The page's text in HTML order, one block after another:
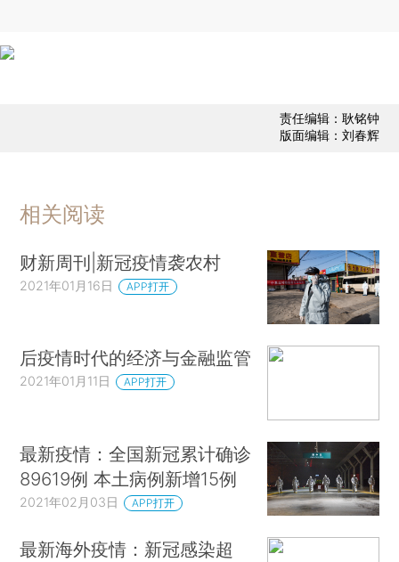
责任编辑：耿铭钟
版面编辑：刘春辉
相关阅读
财新周刊|新冠疫情袭农村
2021年01月16日 APP打开
后疫情时代的经济与金融监管
2021年01月11日 APP打开
最新疫情：全国新冠累计确诊
89619例 本土病例新增15例
2021年02月03日 APP打开
最新海外疫情：新冠感染超